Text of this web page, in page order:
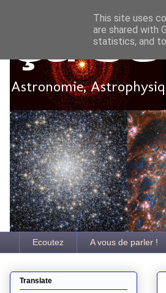
Ça
Astronomie,
Ecoutez A vous de parler !
Translate
This site uses
are shared with
statistics, and